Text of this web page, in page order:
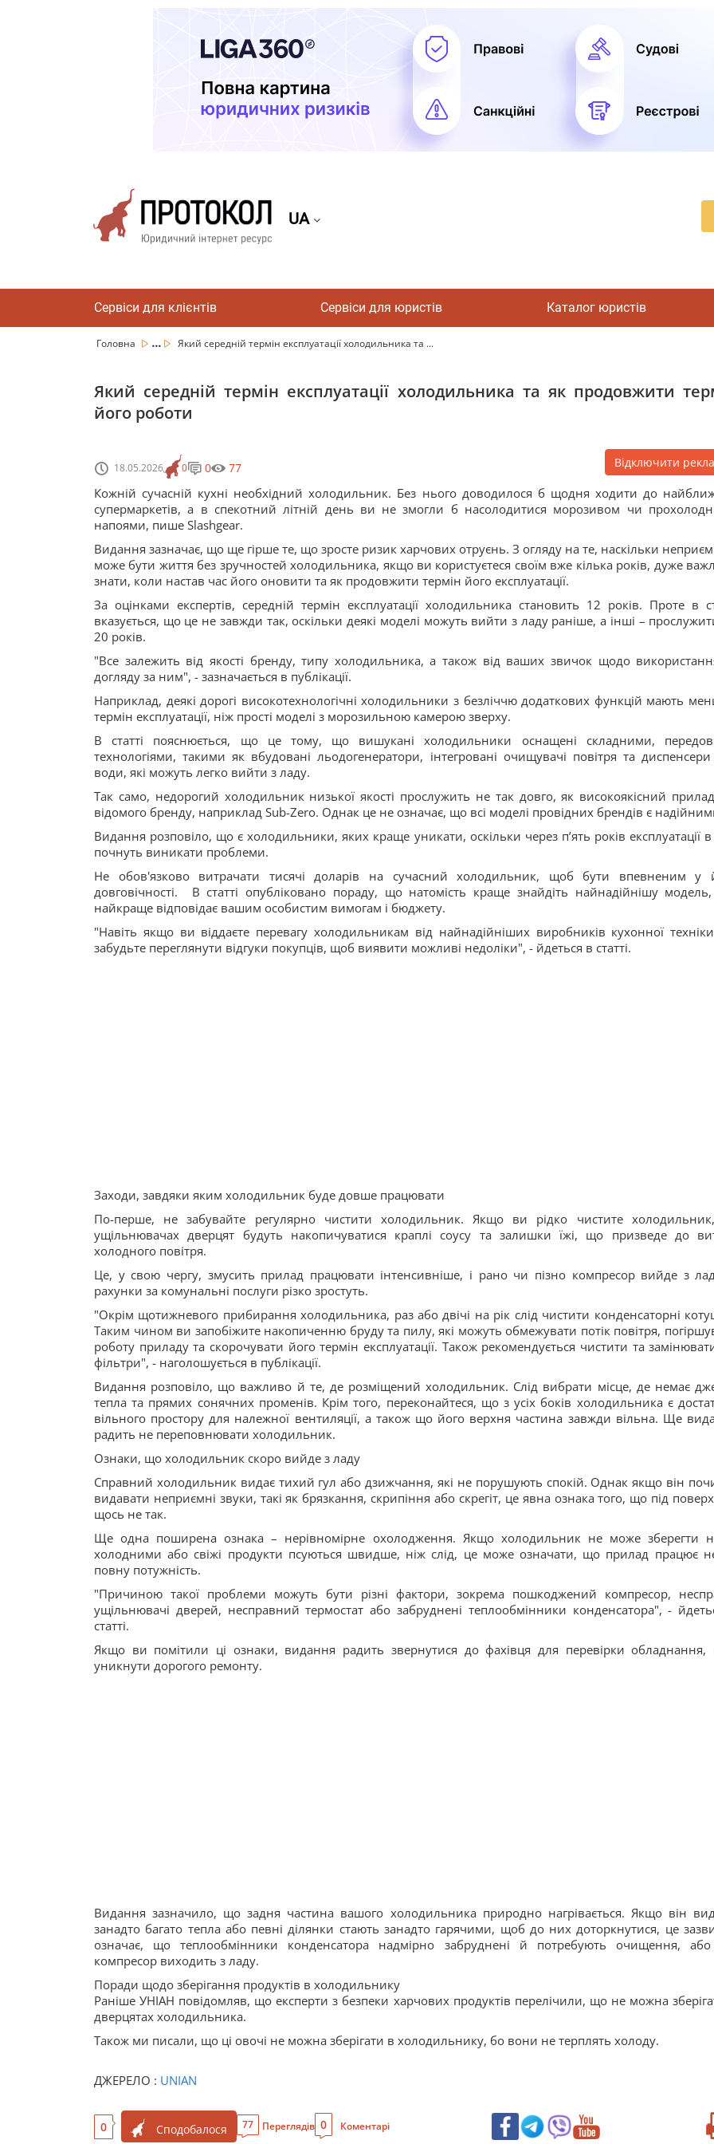
UA
Сервіси для клієнтів Сервіси для юристів Каталог юристів
Головна ... Який середній термін експлуатації холодильника та ...
Який середній термін експлуатації холодильника та як продовжити
його роботи
18.05.2026 0 0 77 Відключити
Кожній сучасній кухні необхідний холодильник. Без нього доводилося б щодня ходити до
супермаркетів, а в спекотний літній день ви не змогли б насолодитися морозивом чи
напоями, пише Slashgear.
Видання зазначає, що ще гірше те, що зросте ризик харчових отруєнь. З огляду на те, наскільки
може бути життя без зручностей холодильника, якщо ви користуєтеся своїм вже кілька років, дуже
знати, коли настав час його оновити та як продовжити термін його експлуатації.
За оцінками експертів, середній термін експлуатації холодильника становить 12 років. Проте в
вказується, що це не завжди так, оскільки деякі моделі можуть вийти з ладу раніше, а інші –
20 років.
"Все залежить від якості бренду, типу холодильника, а також від ваших звичок щодо
догляду за ним", - зазначається в публікації.
Наприклад, деякі дорогі високотехнологічні холодильники з безліччю додаткових функцій мають
термін експлуатації, ніж прості моделі з морозильною камерою зверху.
В статті пояснюється, що це тому, що вишукані холодильники оснащені складними,
технологіями, такими як вбудовані льодогенератори, інтегровані очищувачі повітря та
води, які можуть легко вийти з ладу.
Так само, недорогий холодильник низької якості прослужить не так довго, як високоякісний
відомого бренду, наприклад Sub-Zero. Однак це не означає, що всі моделі провідних брендів є
Видання розповіло, що є холодильники, яких краще уникати, оскільки через п’ять років експлуатації
почнуть виникати проблеми.
Не обов'язково витрачати тисячі доларів на сучасний холодильник, щоб бути впевненим у
довговічності. В статті опубліковано пораду, що натомість краще знайдіть найнадійнішу
найкраще відповідає вашим особистим вимогам і бюджету.
"Навіть якщо ви віддаєте перевагу холодильникам від найнадійніших виробників кухонної
забудьте переглянути відгуки покупців, щоб виявити можливі недоліки", - йдеться в статті.
Заходи, завдяки яким холодильник буде довше працювати
По-перше, не забувайте регулярно чистити холодильник. Якщо ви рідко чистите
ущільнювачах дверцят будуть накопичуватися краплі соусу та залишки їжі, що призведе до
холодного повітря.
Це, у свою чергу, змусить прилад працювати інтенсивніше, і рано чи пізно компресор вийде з
рахунки за комунальні послуги різко зростуть.
"Окрім щотижневого прибирання холодильника, раз або двічі на рік слід чистити конденсаторні
Таким чином ви запобіжите накопиченню бруду та пилу, які можуть обмежувати потік повітря,
роботу приладу та скорочувати його термін експлуатації. Також рекомендується чистити та
фільтри", - наголошується в публікації.
Видання розповіло, що важливо й те, де розміщений холодильник. Слід вибрати місце, де немає
тепла та прямих сонячних променів. Крім того, переконайтеся, що з усіх боків холодильника є
вільного простору для належної вентиляції, а також що його верхня частина завжди вільна. Ще
радить не переповнювати холодильник.
Ознаки, що холодильник скоро вийде з ладу
Справний холодильник видає тихий гул або дзижчання, які не порушують спокій. Однак якщо він
видавати неприємні звуки, такі як брязкання, скрипіння або скрегіт, це явна ознака того, що під
щось не так.
Ще одна поширена ознака – нерівномірне охолодження. Якщо холодильник не може зберегти
холодними або свіжі продукти псуються швидше, ніж слід, це може означати, що прилад працює
повну потужність.
"Причиною такої проблеми можуть бути різні фактори, зокрема пошкоджений компресор,
ущільнювачі дверей, несправний термостат або забруднені теплообмінники конденсатора", -
статті.
Якщо ви помітили ці ознаки, видання радить звернутися до фахівця для перевірки
уникнути дорогого ремонту.
Видання зазначило, що задня частина вашого холодильника природно нагрівається. Якщо він
занадто багато тепла або певні ділянки стають занадто гарячими, щоб до них доторкнутися, це
означає, що теплообмінники конденсатора надмірно забруднені й потребують очищення,
компресор виходить з ладу.
Поради щодо зберігання продуктів в холодильнику
Раніше УНІАН повідомляв, що експерти з безпеки харчових продуктів перелічили, що не можна
дверцятах холодильника.
Також ми писали, що ці овочі не можна зберігати в холодильнику, бо вони не терплять холоду.
ДЖЕРЕЛО : UNIAN
0 Сподобалося 77 Переглядів 0 Коментарі